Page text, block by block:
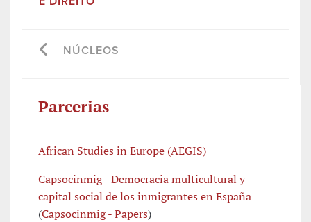
NÚCLEOS
Parcerias
African Studies in Europe (AEGIS)
Capsocinmig - Democracia multicultural y
capital social de los inmigrantes en España
(Capsocinmig - Papers)